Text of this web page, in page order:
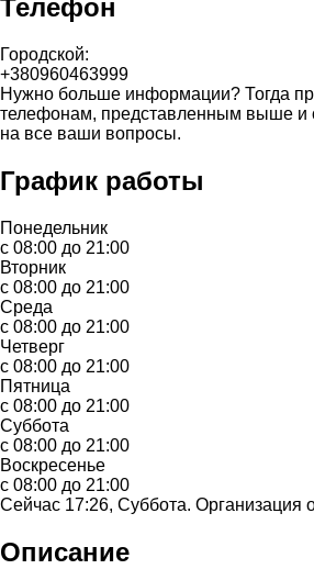
Телефон
Городской:
+380960463999
Нужно больше информации? Тогда
телефонам, представленным выше и
на все ваши вопросы.
График работы
Понедельник
с 08:00 до 21:00
Вторник
с 08:00 до 21:00
Среда
с 08:00 до 21:00
Четверг
с 08:00 до 21:00
Пятница
с 08:00 до 21:00
Суббота
с 08:00 до 21:00
Воскресенье
с 08:00 до 21:00
Сейчас 17:26, Суббота. Организация
Описание